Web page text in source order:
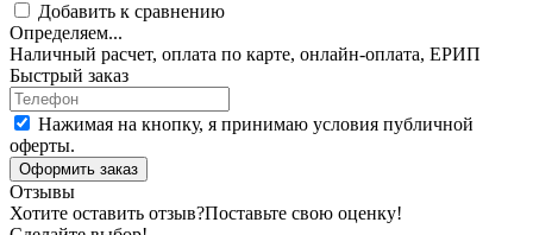
Добавить к сравнению
Определяем...
Наличный расчет, оплата по карте, онлайн-оплата, ЕРИП
Быстрый заказ
Нажимая на кнопку, я принимаю условия публичной
оферты.
Оформить заказ
Отзывы
Хотите оставить отзыв?Поставьте свою оценку!